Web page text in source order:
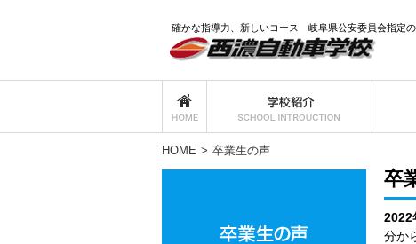
確かな指導力、新しいコース 岐阜県公安委員会指定
HOME > 卒業生の声
卒
2022
分か